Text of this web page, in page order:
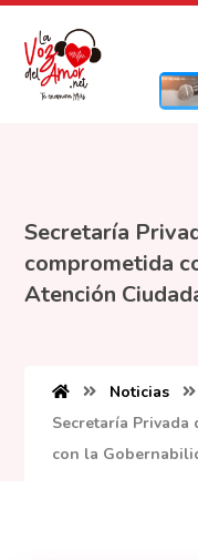
Secretaría
comprometida
Atención
Noticias
Secretaría
con la